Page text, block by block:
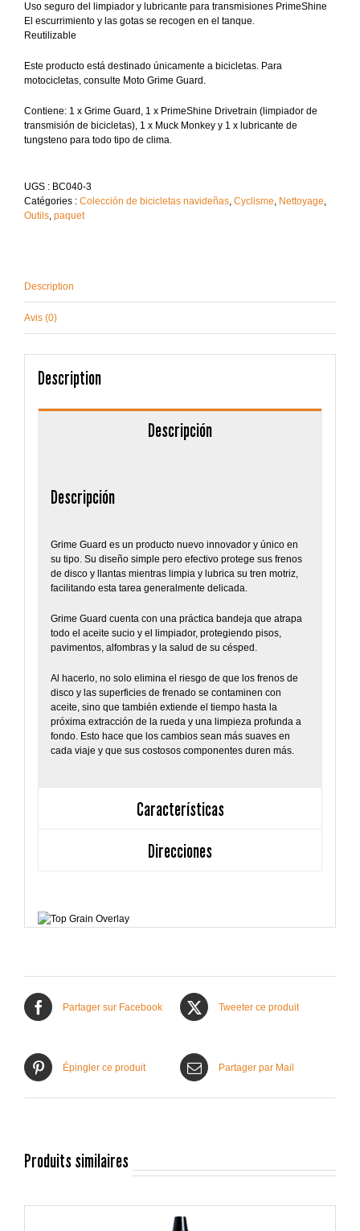
Uso seguro del limpiador y lubricante para transmisiones PrimeShine
El escurrimiento y las gotas se recogen en el tanque.
Reutilizable
Este producto está destinado únicamente a bicicletas. Para
motocicletas, consulte Moto Grime Guard.
Contiene: 1 x Grime Guard, 1 x PrimeShine Drivetrain (limpiador de
transmisión de bicicletas), 1 x Muck Monkey y 1 x lubricante de
tungsteno para todo tipo de clima.
UGS : BC040-3
Catégories : Colección de bicicletas navideñas, Cyclisme, Nettoyage,
Outils, paquet
Description
Avis (0)
Description
Descripción
Descripción
Grime Guard es un producto nuevo innovador y único en
su tipo. Su diseño simple pero efectivo protege sus frenos
de disco y llantas mientras limpia y lubrica su tren motriz,
facilitando esta tarea generalmente delicada.
Grime Guard cuenta con una práctica bandeja que atrapa
todo el aceite sucio y el limpiador, protegiendo pisos,
pavimentos, alfombras y la salud de su césped.
Al hacerlo, no solo elimina el riesgo de que los frenos de
disco y las superficies de frenado se contaminen con
aceite, sino que también extiende el tiempo hasta la
próxima extracción de la rueda y una limpieza profunda a
fondo. Esto hace que los cambios sean más suaves en
cada viaje y que sus costosos componentes duren más.
Características
Direcciones
Partager sur Facebook Tweeter ce produit
Épingler ce produit Partager par Mail
Produits similaires